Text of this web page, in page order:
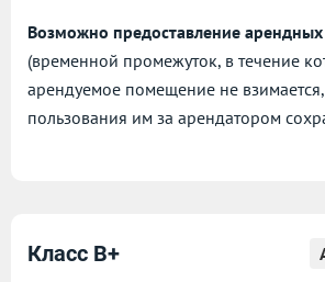
Возможно предоставление
(временной промежуток, в течение
арендуемое помещение не
пользования им за арендатором
Класс B+